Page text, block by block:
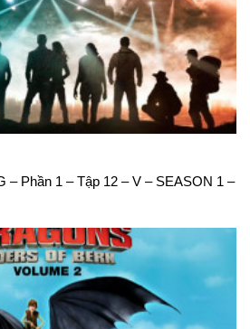
– Phần 1 – Tập 12 – V – SEASON 1 –